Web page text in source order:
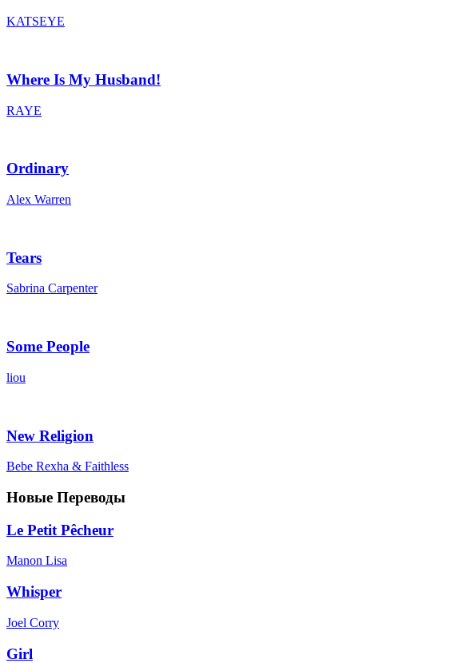
KATSEYE
Where Is My Husband!
RAYE
Ordinary
Alex Warren
Tears
Sabrina Carpenter
Some People
liou
New Religion
Bebe Rexha & Faithless
Новые Переводы
Le Petit Pêcheur
Manon Lisa
Whisper
Joel Corry
Girl